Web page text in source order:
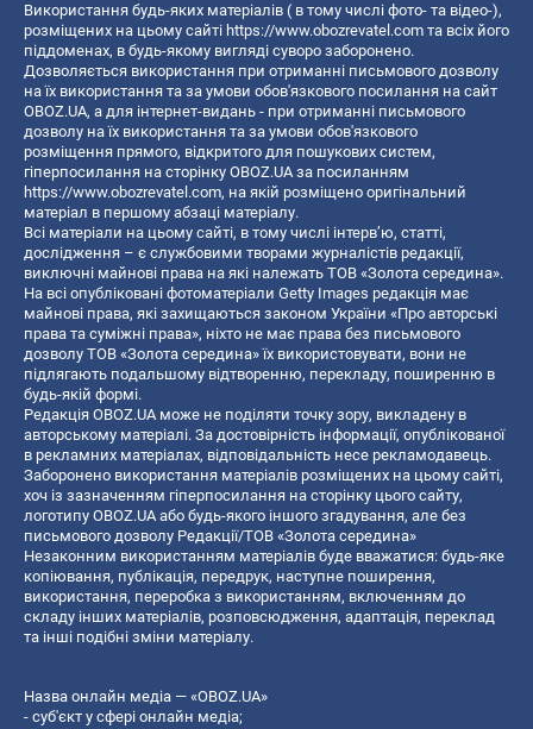
Використання будь-яких матеріалів ( в тому числі фото- та відео-),
розміщених на цьому сайті https://www.obozrevatel.com та всіх його
піддоменах, в будь-якому вигляді суворо заборонено.
Дозволяється використання при отриманні письмового дозволу
на їх використання та за умови обов'язкового посилання на сайт
OBOZ.UA, а для інтернет-видань - при отриманні письмового
дозволу на їх використання та за умови обов'язкового
розміщення прямого, відкритого для пошукових систем,
гіперпосилання на сторінку OBOZ.UA за посиланням
https://www.obozrevatel.com, на якій розміщено оригінальний
матеріал в першому абзаці матеріалу.
Всі матеріали на цьому сайті, в тому числі інтерв’ю, статті,
дослідження – є службовими творами журналістів редакції,
виключні майнові права на які належать ТОВ «Золота середина».
На всі опубліковані фотоматеріали Getty Images редакція має
майнові права, які захищаються законом України «Про авторські
права та суміжні права», ніхто не має права без письмового
дозволу ТОВ «Золота середина» їх використовувати, вони не
підлягають подальшому відтворенню, перекладу, поширенню в
будь-якій формі.
Редакція OBOZ.UA може не поділяти точку зору, викладену в
авторському матеріалі. За достовірність інформації, опублікованої
в рекламних матеріалах, відповідальність несе рекламодавець.
Заборонено використання матеріалів розміщених на цьому сайті,
хоч із зазначенням гіперпосилання на сторінку цього сайту,
логотипу OBOZ.UA або будь-якого іншого згадування, але без
письмового дозволу Редакції/ТОВ «Золота середина»
Незаконним використанням матеріалів буде вважатися: будь-яке
копiювання, публiкацiя, передрук, наступне поширення,
використання, переробка з використанням, включенням до
складу інших матеріалів, розповсюдження, адаптація, переклад
та інші подібні зміни матеріалу.
Назва онлайн медіа — «OBOZ.UA»
- суб'єкт у сфері онлайн медіа;